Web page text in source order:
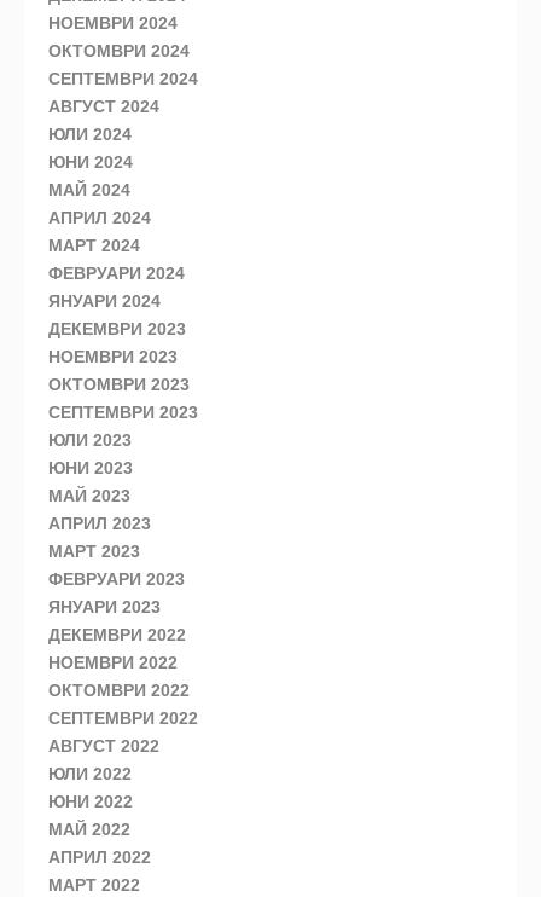
НОЕМВРИ 2024
ОКТОМВРИ 2024
СЕПТЕМВРИ 2024
АВГУСТ 2024
ЮЛИ 2024
ЮНИ 2024
МАЙ 2024
АПРИЛ 2024
МАРТ 2024
ФЕВРУАРИ 2024
ЯНУАРИ 2024
ДЕКЕМВРИ 2023
НОЕМВРИ 2023
ОКТОМВРИ 2023
СЕПТЕМВРИ 2023
ЮЛИ 2023
ЮНИ 2023
МАЙ 2023
АПРИЛ 2023
МАРТ 2023
ФЕВРУАРИ 2023
ЯНУАРИ 2023
ДЕКЕМВРИ 2022
НОЕМВРИ 2022
ОКТОМВРИ 2022
СЕПТЕМВРИ 2022
АВГУСТ 2022
ЮЛИ 2022
ЮНИ 2022
МАЙ 2022
АПРИЛ 2022
МАРТ 2022